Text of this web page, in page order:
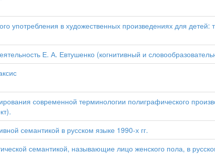
употребления в художественных произведениях для детей:
Е. А. Евтушенко (когнитивный и
современной терминологии полиграфического
семантикой в русском языке 1990-х гг.
семантикой, называющие лицо женского пола, в